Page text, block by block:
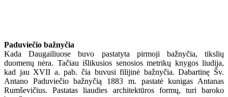
Paduviečio bažnyčia
Kada Daugailiuose buvo pastatyta pirmoji bažnyčia, tikslių
duomenų nėra. Tačiau išlikusios senosios metrikų knygos liudija,
kad jau XVII a. pab. čia buvusi filijinė bažnyčia. Dabartinę Šv.
Antano Paduviečio bažnyčią 1883 m. pastatė kunigas Antanas
Rumševičius. Pastatas liaudies architektūros formų, turi baroko